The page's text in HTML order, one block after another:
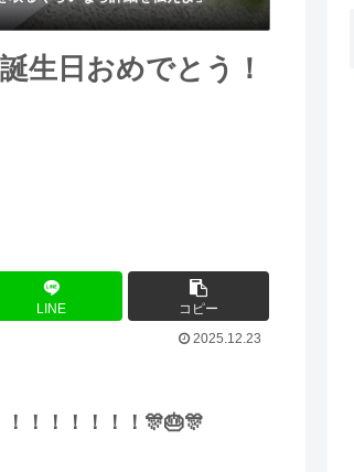
生日おめでとう！
LINE
コピー
2025.12.23
！！！！！！🎊🎂🎊